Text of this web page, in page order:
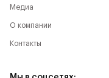
Медиа
О компании
Контакты